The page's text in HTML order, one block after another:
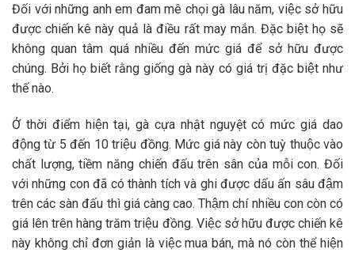
Đối với những anh em đam mê chọi gà lâu năm, việc sở hữu
được chiến kê này quả là điều rất may mắn. Đặc biệt họ sẽ
không quan tâm quá nhiều đến mức giá để sở hữu được
chúng. Bởi họ biết rằng giống gà này có giá trị đặc biệt như
thế nào.
Ở thời điểm hiện tại, gà cựa nhật nguyệt có mức giá dao
động từ 5 đến 10 triệu đồng. Mức giá này còn tuỳ thuộc vào
chất lượng, tiềm năng chiến đấu trên sân của mỗi con. Đối
với những con đã có thành tích và ghi được dấu ấn sâu đậm
trên các sàn đấu thì giá càng cao. Thậm chí nhiều con còn có
giá lên trên hàng trăm triệu đồng. Việc sở hữu được chiến kê
này không chỉ đơn giản là việc mua bán, mà nó còn thể hiện